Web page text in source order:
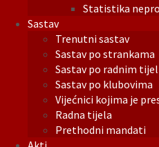
Statistika
Sastav
Trenutni sastav
Sastav po strankama
Sastav po radnim
Sastav po klubovima
Vijećnici kojima je
Radna tijela
Prethodni mandati